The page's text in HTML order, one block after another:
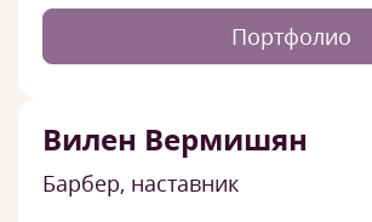
Портфолио
Вилен Вермишян
Барбер, наставник